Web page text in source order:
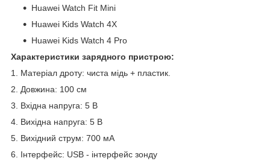
Huawei Watch Fit Mini
Huawei Kids Watch 4X
Huawei Kids Watch 4 Pro
Характеристики зарядного пристрою:
1. Матеріал дроту: чиста мідь + пластик.
2. Довжина: 100 см
3. Вхідна напруга: 5 В
4. Вихідна напруга: 5 В
5. Вихідний струм: 700 мА
6. Інтерфейс: USB - інтерфейс зонду